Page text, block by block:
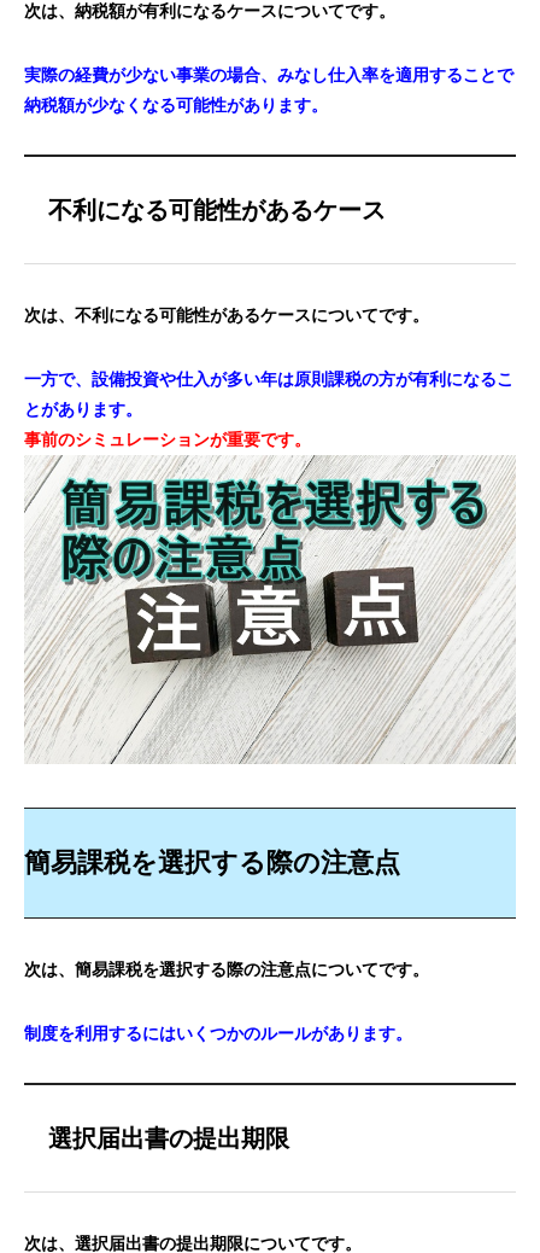
次は、納税額が有利になるケースについてです。
実際の経費が少ない事業の場合、みなし仕入率を適用することで
納税額が少なくなる可能性があります。
不利になる可能性があるケース
次は、不利になる可能性があるケースについてです。
一方で、設備投資や仕入が多い年は原則課税の方が有利になるこ
とがあります。
事前のシミュレーションが重要です。
簡易課税を選択する際の注意点
次は、簡易課税を選択する際の注意点についてです。
制度を利用するにはいくつかのルールがあります。
選択届出書の提出期限
次は、選択届出書の提出期限についてです。